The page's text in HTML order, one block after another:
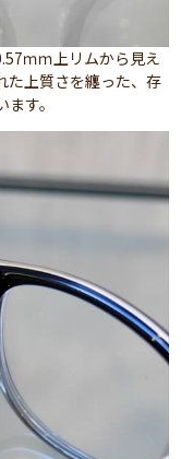
ｍｍ上リムから見え
た上質さを纏った、存
す。